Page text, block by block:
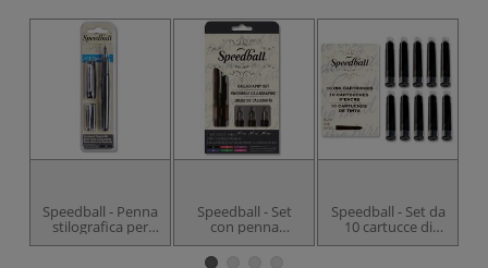
Speedball - Penna
stilografica per
calligrafia
Speedball - Set
con penna
stilografica per
calligrafia
Speedball - Set da
10 cartucce di
ricarica per